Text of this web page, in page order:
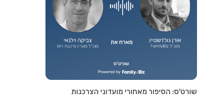
שורט'ס: הסיפור מאחורי מועדוני הצרכנות